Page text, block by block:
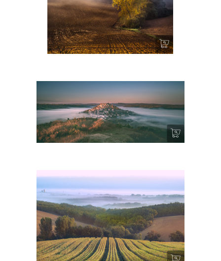
Tous les matins du Monde
Un sentiment d’éternité – Cordes sur Ciel